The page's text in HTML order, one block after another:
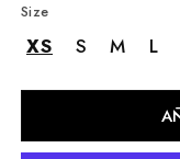
Size
XS S M L